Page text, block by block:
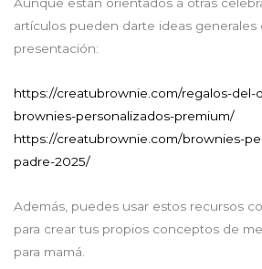
artículos pueden darte ideas generales
presentación:
https://creatubrownie.com/regalos-del-
brownies-personalizados-premium/
https://creatubrownie.com/brownies-
padre-2025/
Además, puedes usar estos recursos
para crear tus propios conceptos de
para mamá.